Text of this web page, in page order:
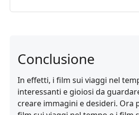
Conclusione
In effetti, i film sui viaggi nel
interessanti e gioiosi da
creare immagini e desideri. Ora